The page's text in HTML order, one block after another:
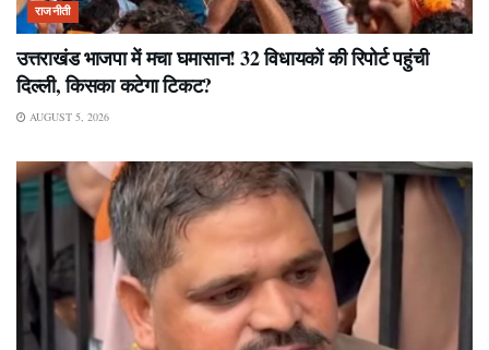
राजनीती
उत्तराखंड भाजपा में मचा घमासान! 32 विधायकों की रिपोर्ट पहुंची
दिल्ली, किसका कटेगा टिकट?
AUGUST 5, 2026